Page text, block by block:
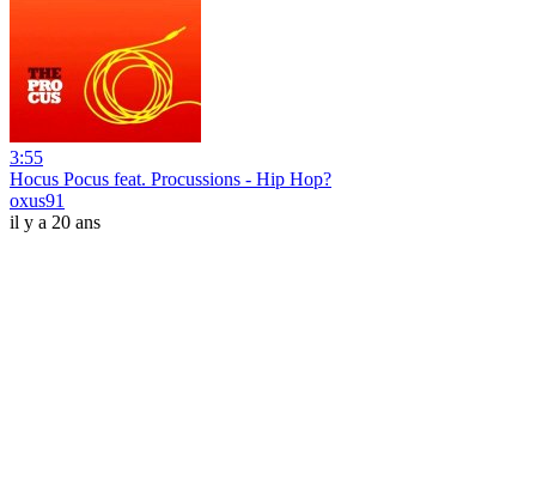
3:55
Hocus Pocus feat. Procussions - Hip Hop?
oxus91
il y a 20 ans